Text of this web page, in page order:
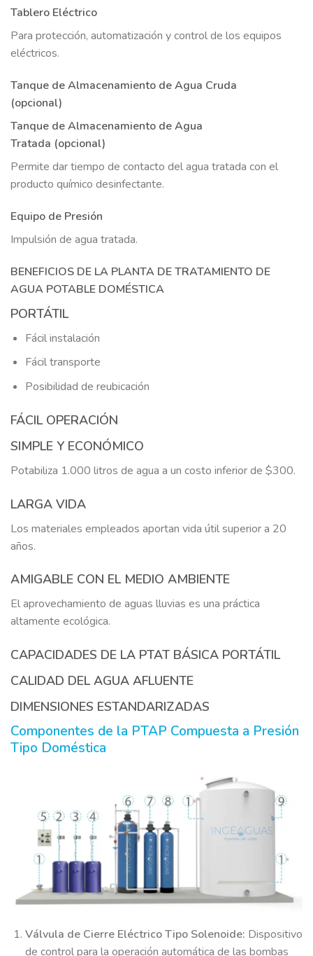
Tablero Eléctrico
Para protección, automatización y control de los equipos
eléctricos.
Tanque de Almacenamiento de Agua Cruda
(opcional)
Tanque de Almacenamiento de Agua
Tratada (opcional)
Permite dar tiempo de contacto del agua tratada con el
producto químico desinfectante.
Equipo de Presión
Impulsión de agua tratada.
BENEFICIOS DE LA PLANTA DE TRATAMIENTO DE
AGUA POTABLE DOMÉSTICA
PORTÁTIL
Fácil instalación
Fácil transporte
Posibilidad de reubicación
FÁCIL OPERACIÓN
SIMPLE Y ECONÓMICO
Potabiliza 1.000 litros de agua a un costo inferior de $300.
LARGA VIDA
Los materiales empleados aportan vida útil superior a 20
años.
AMIGABLE CON EL MEDIO AMBIENTE
El aprovechamiento de aguas lluvias es una práctica
altamente ecológica.
CAPACIDADES DE LA PTAT BÁSICA PORTÁTIL
CALIDAD DEL AGUA AFLUENTE
DIMENSIONES ESTANDARIZADAS
Componentes de la PTAP Compuesta a Presión
Tipo Doméstica
Válvula de Cierre Eléctrico Tipo Solenoide: Dispositivo
de control para la operación automática de las bombas